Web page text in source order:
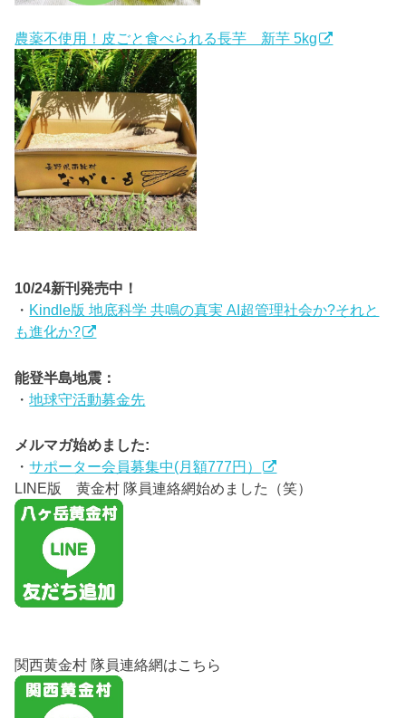
農薬不使用！皮ごと食べられる長芋 新芋 5kg
10/24新刊発売中！
・ Kindle版 地底科学 共鳴の真実 AI超管理社会か?それと
も進化か?
能登半島地震：
・地球守活動募金先
メルマガ始めました:
・サポーター会員募集中(月額777円）
LINE版 黄金村 隊員連絡網始めました（笑）
関西黄金村 隊員連絡網はこちら